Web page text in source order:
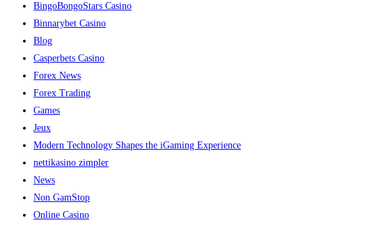
BingoBongoStars Casino
Binnarybet Casino
Blog
Casperbets Casino
Forex News
Forex Trading
Games
Jeux
Modern Technology Shapes the iGaming Experience
nettikasino zimpler
News
Non GamStop
Online Casino